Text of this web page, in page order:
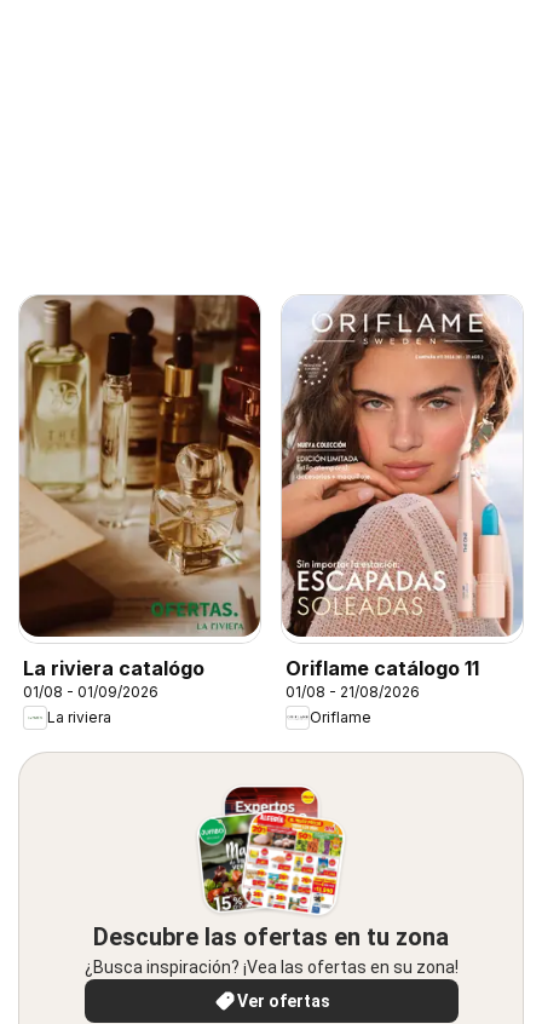
La riviera catalógo
01/08 - 01/09/2026
La riviera
Oriflame catálogo 11
01/08 - 21/08/2026
Oriflame
Descubre las ofertas en tu zona
¿Busca inspiración? ¡Vea las ofertas en su zona!
Ver ofertas